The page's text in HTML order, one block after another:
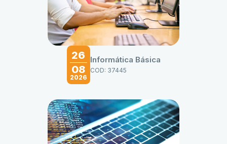
26
08
2026
Informática Básica
COD: 37445